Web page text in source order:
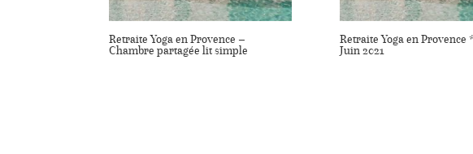
Retraite Yoga en Provence –
Chambre partagée lit simple
Retraite Yoga en Provence
Juin 2021